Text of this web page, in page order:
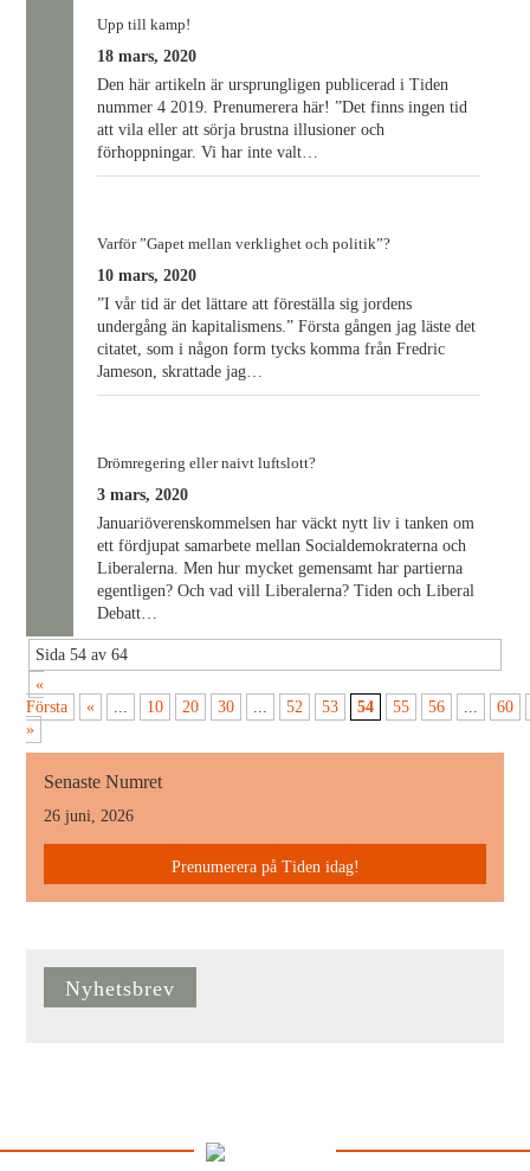
Upp till kamp!
18 mars, 2020
Den här artikeln är ursprungligen publicerad i Tiden
nummer 4 2019. Prenumerera här! ”Det finns ingen tid
att vila eller att sörja brustna illusioner och
förhoppningar. Vi har inte valt…
Varför ”Gapet mellan verklighet och politik”?
10 mars, 2020
”I vår tid är det lättare att föreställa sig jordens
undergång än kapitalismens.” Första gången jag läste det
citatet, som i någon form tycks komma från Fredric
Jameson, skrattade jag…
Drömregering eller naivt luftslott?
3 mars, 2020
Januariöverenskommelsen har väckt nytt liv i tanken om
ett fördjupat samarbete mellan Socialdemokraterna och
Liberalerna. Men hur mycket gemensamt har partierna
egentligen? Och vad vill Liberalerna? Tiden och Liberal
Debatt…
Sida 54 av 64
«
Första
« ... 10 20 30 ... 52 53 54 55 56 ...
60
»
Senaste Numret
26 juni, 2026
Prenumerera på Tiden idag!
Nyhetsbrev